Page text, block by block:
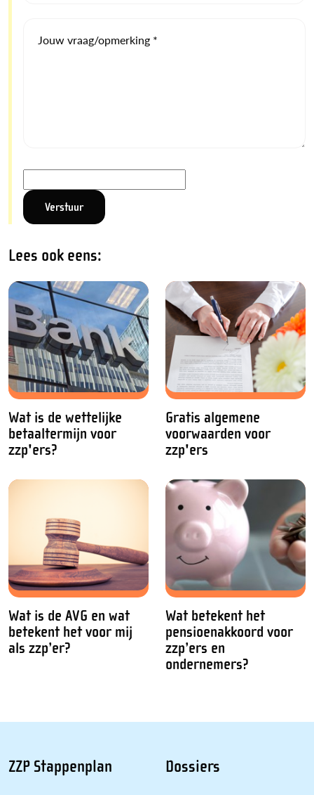
Jouw vraag/opmerking *
Lees ook eens:
Wat is de wettelijke
betaaltermijn voor
zzp'ers?
Gratis algemene
voorwaarden voor
zzp'ers
Wat is de AVG en wat
betekent het voor mij
als zzp’er?
Wat betekent het
pensioenakkoord voor
zzp’ers en
ondernemers?
ZZP Stappenplan Dossiers